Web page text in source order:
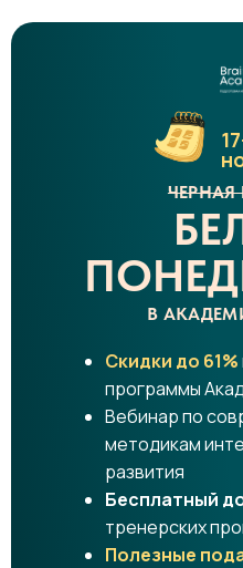
В
Скидки до 61%
программы
Вебинар по
методикам
развития
Бесплатный
тренерских
Полезные